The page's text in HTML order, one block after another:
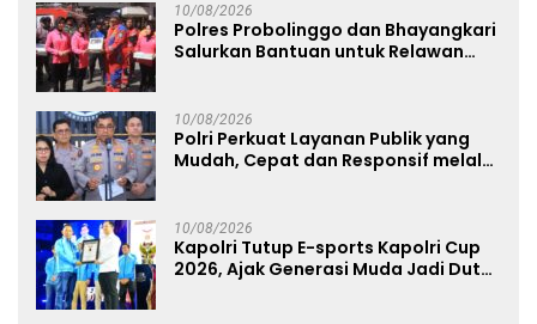
10/08/2026
Polres Probolinggo dan Bhayangkari
Salurkan Bantuan untuk Relawan
10/08/2026
Polri Perkuat Layanan Publik yang
Mudah, Cepat dan Responsif melalui
10/08/2026
Kapolri Tutup E-sports Kapolri Cup
2026, Ajak Generasi Muda Jadi Duta